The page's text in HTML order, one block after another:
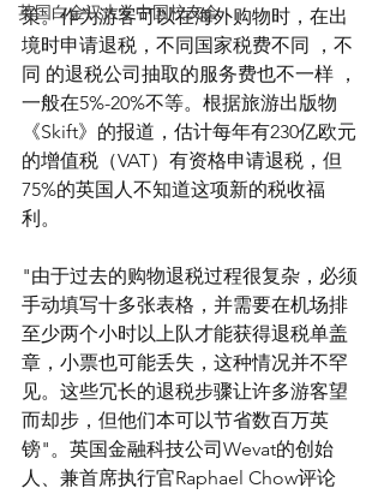
英国白金汉大学中国校友会
策。作为游客可以在海外购物时，在出
境时申请退税，不同国家税费不同 ，不
同 的退税公司抽取的服务费也不一样 ，
一般在5%-20%不等。根据旅游出版物
《Skift》的报道，估计每年有230亿欧元
的增值税（VAT）有资格申请退税，但
75%的英国人不知道这项新的税收福
利。
"由于过去的购物退税过程很复杂，必须
手动填写十多张表格，并需要在机场排
至少两个小时以上队才能获得退税单盖
章，小票也可能丢失，这种情况并不罕
见。这些冗长的退税步骤让许多游客望
而却步，但他们本可以节省数百万英
镑"。英国金融科技公司Wevat的创始
人、兼首席执行官Raphael Chow评论